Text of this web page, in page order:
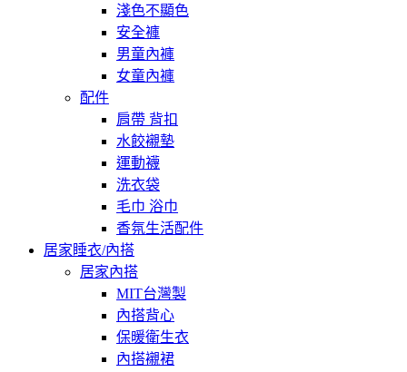
淺色不顯色
安全褲
男童內褲
女童內褲
配件
肩帶 背扣
水餃襯墊
運動襪
洗衣袋
毛巾 浴巾
香氛生活配件
居家睡衣/內搭
居家內搭
MIT台灣製
內搭背心
保暖衛生衣
內搭襯裙